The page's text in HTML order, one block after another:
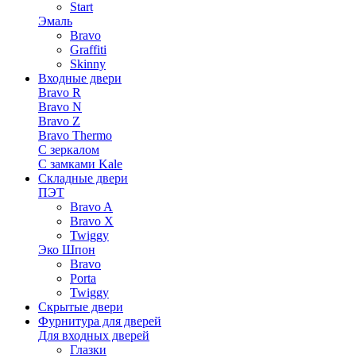
Start
Эмаль
Bravo
Graffiti
Skinny
Входные двери
Bravo R
Bravo N
Bravo Z
Bravo Thermo
С зеркалом
С замками Kale
Складные двери
ПЭТ
Bravo A
Bravo X
Twiggy
Эко Шпон
Bravo
Porta
Twiggy
Скрытые двери
Фурнитура для дверей
Для входных дверей
Глазки